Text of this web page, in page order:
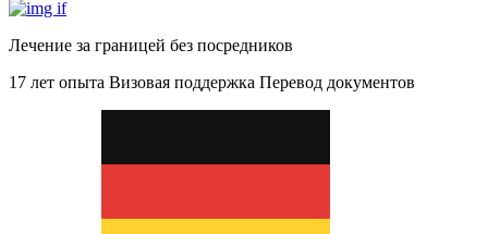
Лечение за границей без посредников
17 лет опыта Визовая поддержка Перевод документов